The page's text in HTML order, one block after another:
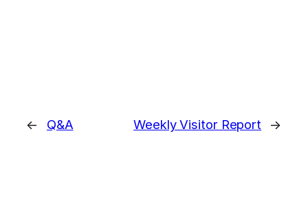
← Q&A Weekly Visitor Report →